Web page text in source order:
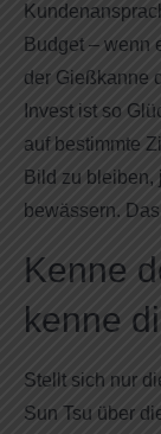
Budget – wenn
der Gießkanne
Invest ist so
auf bestimmte
Bild zu
bewässern.
Kenne
kenne
Stellt sich nur
Sun Tsu über